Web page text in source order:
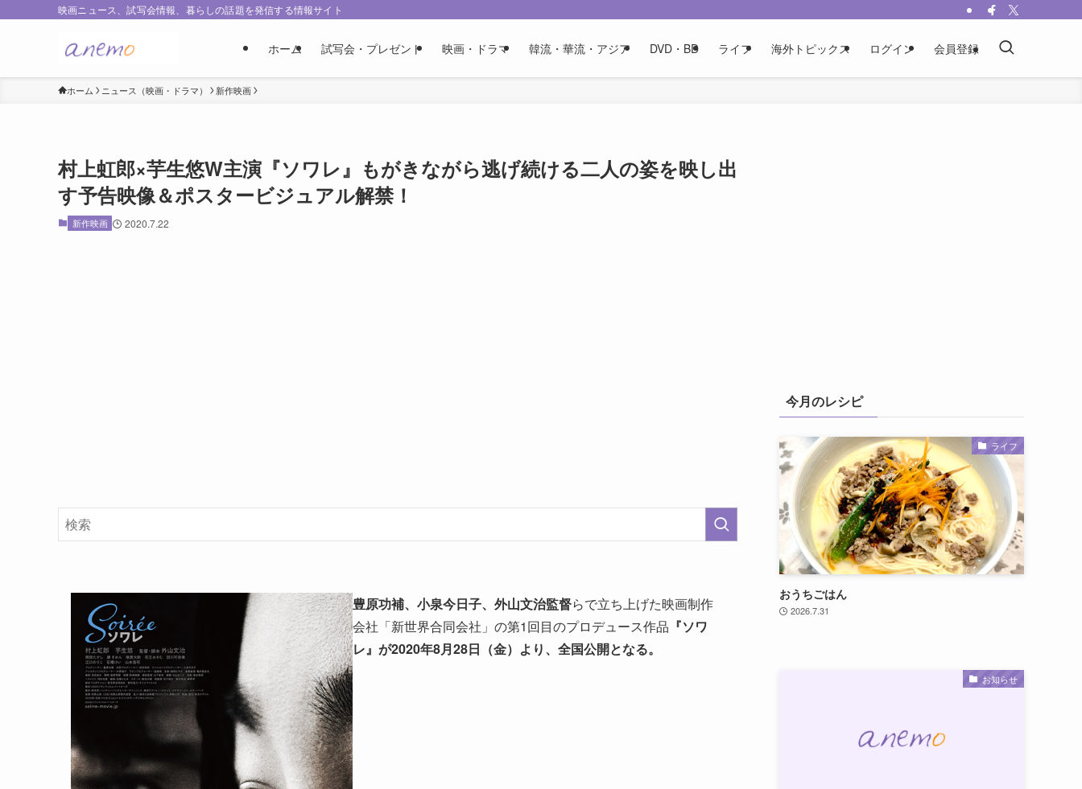
映画ニュース、試写会情報、暮らしの話題を発信する情報サイト
ホーム 試写会・プレゼント 映画・ドラマ 韓流・華流・アジア DVD・BD ライフ 海外トピックス ログイン 会員登録
ホーム ニュース（映画・ドラマ） 新作映画
村上虹郎×芋生悠W主演『ソワレ』もがきながら逃げ続ける二人の姿を映し出
す予告映像＆ポスタービジュアル解禁！
新作映画 2020.7.22
豊原功補、小泉今日子、外山文治監督らで立ち上げた映画制作
会社「新世界合同会社」の第1回目のプロデュース作品 『ソワ
レ』が2020年8月28日（金）より、全国公開となる。
今月のレシピ
ライフ
おうちごはん
2026.7.31
お知らせ